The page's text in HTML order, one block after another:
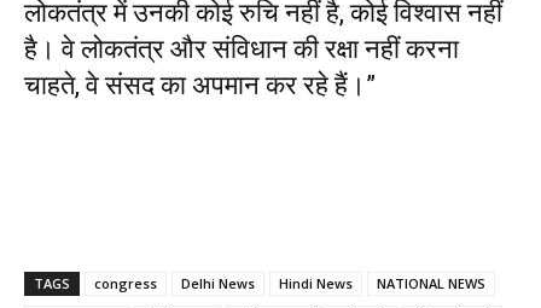
लोकतंत्र में उनकी कोई रुचि नहीं है, कोई विश्वास नहीं
है। वे लोकतंत्र और संविधान की रक्षा नहीं करना
चाहते, वे संसद का अपमान कर रहे हैं।”
TAGS congress Delhi News Hindi News
NATIONAL NEWS